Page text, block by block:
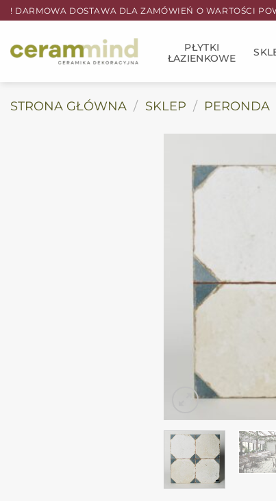
Przewiń
do
zawartości
! DARMOWA DOSTAWA DLA ZAMÓWIEŃ O WARTOŚCI
PŁYTKI
ŁAZIENKOWE
STRONA GŁÓWNA / SKLEP / PERONDA